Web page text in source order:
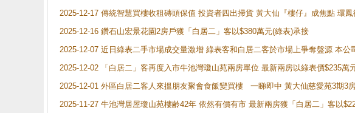
2025-12-17 傳統智慧買樓收租磚頭保值 投資者四出掃貨 黃大仙『樓仔』成焦點 環
2025-12-16 鑽石山宏景花園2房戶獲「白居二」客以$380萬元(綠表)承接
2025-12-07 近日綠表二手市場成交量激增 綠表客和白居二客於市場上爭奪盤源 本
2025-12-02 「白居二」客再度入市牛池灣瓊山苑兩房單位 最新兩房以綠表價$235萬
2025-12-01 外區白居二客人來搵朋友聚會食飯變買樓 一睇即中 黃大仙慈愛苑3期3房
2025-11-27 牛池灣居屋瓊山苑樓齢42年 依然有價有市 最新兩房獲「白居二」客以